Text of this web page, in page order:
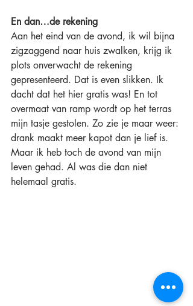
En dan…de rekening
Aan het eind van de avond, ik wil bijna
zigzaggend naar huis zwalken, krijg ik
plots onverwacht de rekening
gepresenteerd. Dat is even slikken. Ik
dacht dat het hier gratis was! En tot
overmaat van ramp wordt op het terras
mijn tasje gestolen. Zo zie je maar weer:
drank maakt meer kapot dan je lief is.
Maar ik heb toch de avond van mijn
leven gehad. Al was die dan niet
helemaal gratis.